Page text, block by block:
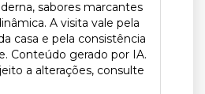
sabores marcantes
A visita vale pela
casa e pela consistência
Conteúdo gerado por IA.
a alterações, consulte